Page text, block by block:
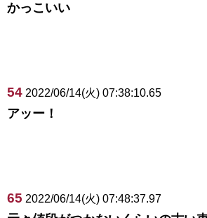
かっこいい
54 2022/06/14(火) 07:38:10.65
アッー！
65 2022/06/14(火) 07:48:37.97